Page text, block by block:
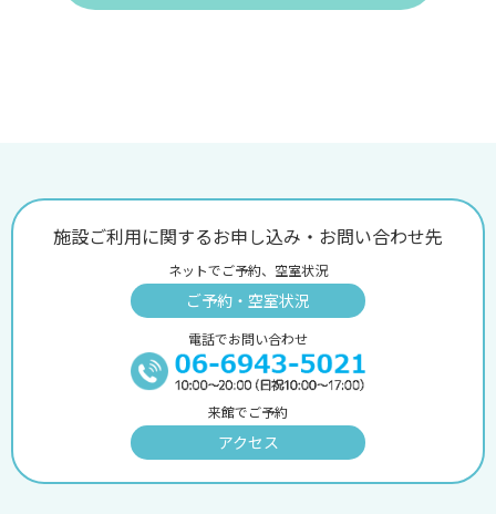
施設ご利用に関するお申し込み・お問い合わせ先
ネットでご予約、空室状況
ご予約・空室状況
電話でお問い合わせ
来館でご予約
アクセス